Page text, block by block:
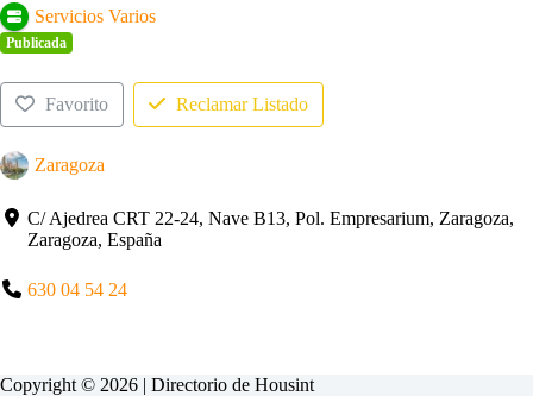
Servicios Varios
Publicada
Favorito Reclamar Listado
Zaragoza
C/ Ajedrea CRT 22-24, Nave B13, Pol. Empresarium, Zaragoza,
Zaragoza, España
630 04 54 24
Copyright © 2026 | Directorio de Housint